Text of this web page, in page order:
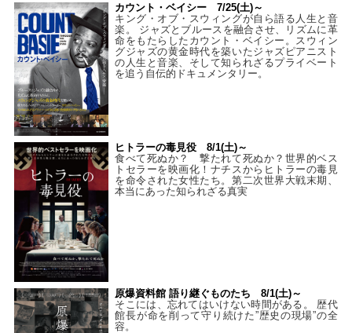
カウント・ベイシー 7/25(土)～
キング・オブ・スウィングが自ら語る人生と音
楽。 ジャズとブルースを融合させ、リズムに革
命をもたらしたカウント・ベイシー。スウィン
グジャズの黄金時代を築いたジャズピアニスト
の人生と音楽、そして知られざるプライベート
を追う自伝的ドキュメンタリー。
ヒトラーの毒見役 8/1(土)～
食べて死ぬか？ 撃たれて死ぬか？世界的ベス
トセラーを映画化！ナチスからヒトラーの毒見
を命令された女性たち。第二次世界大戦末期、
本当にあった知られざる真実
原爆資料館 語り継ぐものたち 8/1(土)～
そこには、忘れてはいけない時間がある。 歴代
館長が命を削って守り続けた”歴史の現場”の全
容。